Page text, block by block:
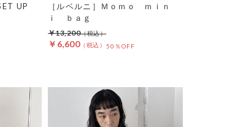
UP
［ルベルニ］Ｍｏｍｏ ｍｉｎ
ｉ ｂａｇ
￥6,600 50％OFF
￥13,200